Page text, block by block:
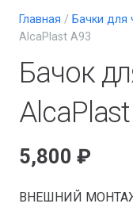
Главная / Бачки для
AlcaPlast A93
Бачок
5,800 ₽
ВНЕШНИЙ